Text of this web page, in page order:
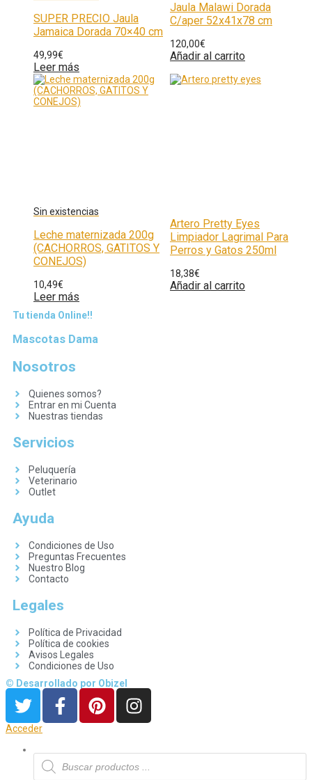
SUPER PRECIO Jaula
Jamaica Dorada 70×40 cm
49,99€
Leer más
Jaula Malawi Dorada
C/aper 52x41x78 cm
120,00€
Añadir al carrito
Leche maternizada 200g
(CACHORROS, GATITOS Y
CONEJOS)
10,49€
Leer más
Artero Pretty Eyes
Limpiador Lagrimal Para
Perros y Gatos 250ml
18,38€
Añadir al carrito
Tu tienda Online!!
Mascotas Dama
Nosotros
Quienes somos?
Entrar en mi Cuenta
Nuestras tiendas
Servicios
Peluquería
Veterinario
Outlet
Ayuda
Condiciones de Uso
Preguntas Frecuentes
Nuestro Blog
Contacto
Legales
Política de Privacidad
Política de cookies
Avisos Legales
Condiciones de Uso
© Desarrollado por Obizel
Acceder